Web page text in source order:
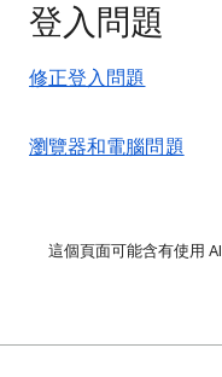
登入問題
修正登入問題
瀏覽器和電腦問題
這個頁面可能含有使用